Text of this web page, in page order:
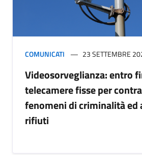
COMUNICATI 23 SETTEMBRE
Videosorveglianza: entro
telecamere fisse per
fenomeni di criminalità ed
rifiuti